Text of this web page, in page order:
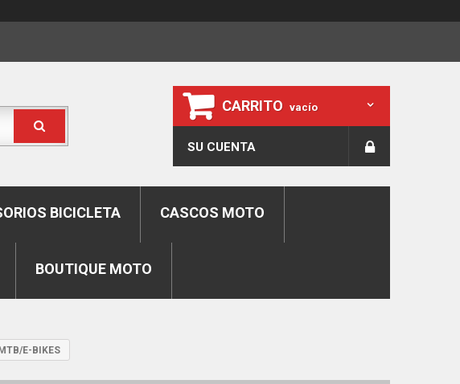
CARRITO vacío
SU CUENTA
BICICLETA CASCOS MOTO
BOUTIQUE MOTO
E-BIKES